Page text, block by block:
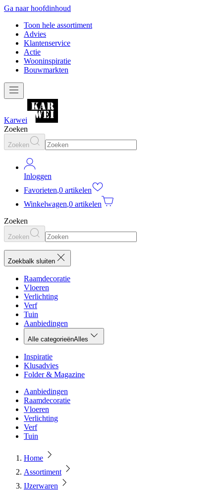
Ga naar hoofdinhoud
Toon hele assortiment
Advies
Klantenservice
Actie
Wooninspiratie
Bouwmarkten
Karwei
Zoeken
Zoeken
Inloggen
Favorieten,0 artikelen
Winkelwagen,0 artikelen
Zoeken
Zoeken
Zoekbalk sluiten
Raamdecoratie
Vloeren
Verlichting
Verf
Tuin
Aanbiedingen
Alle categorieënAlles
Inspiratie
Klusadvies
Folder & Magazine
Aanbiedingen
Raamdecoratie
Vloeren
Verlichting
Verf
Tuin
Home
Assortiment
IJzerwaren